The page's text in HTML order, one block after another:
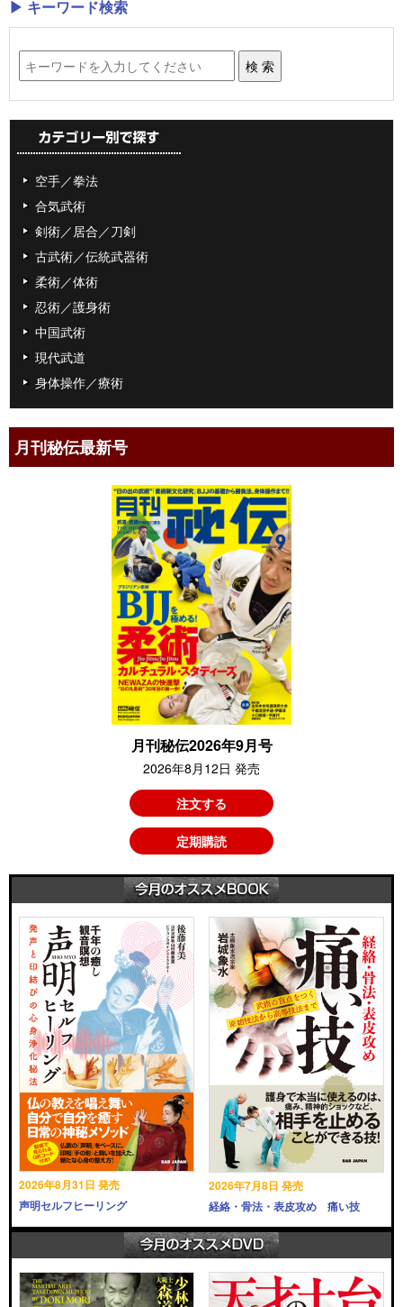
▶ キーワード検索
空手／拳法
合気武術
剣術／居合／刀剣
古武術／伝統武器術
柔術／体術
忍術／護身術
中国武術
現代武道
身体操作／療術
月刊秘伝最新号
月刊秘伝2026年9月号
2026年8月12日 発売
注文する
定期購読
2026年8月31日 発売
声明セルフヒーリング
2026年7月8日 発売
経絡・骨法・表皮攻め 痛い技